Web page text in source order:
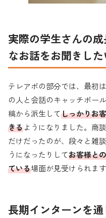
実際の学生さんの
なお話をお聞きした
テレアポの部分では、最初
の人と会話のキャッチボー
稿から派生してしっかりお
きるようになりました。商
だけだったのが、段々と雑
うになったりしてお客様と
ている場面が見受けられます
長期インターンを